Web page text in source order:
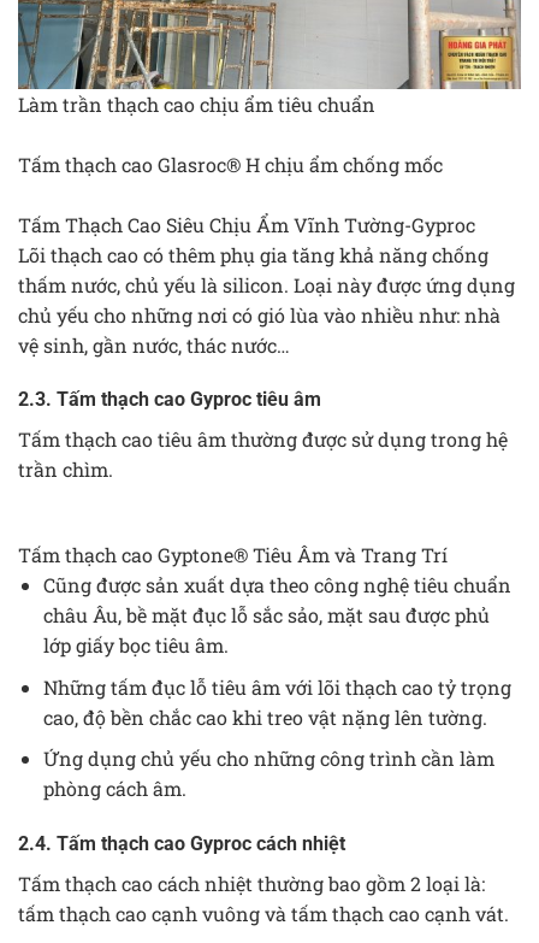
Làm trần thạch cao chịu ẩm tiêu chuẩn
Tấm thạch cao Glasroc® H chịu ẩm chống mốc
Tấm Thạch Cao Siêu Chịu Ẩm Vĩnh Tường-Gyproc
Lõi thạch cao có thêm phụ gia tăng khả năng chống
thấm nước, chủ yếu là silicon. Loại này được ứng dụng
chủ yếu cho những nơi có gió lùa vào nhiều như: nhà
vệ sinh, gần nước, thác nước…
2.3. Tấm thạch cao Gyproc tiêu âm
Tấm thạch cao tiêu âm thường được sử dụng trong hệ
trần chìm.
Tấm thạch cao Gyptone® Tiêu Âm và Trang Trí
Cũng được sản xuất dựa theo công nghệ tiêu chuẩn
châu Âu, bề mặt đục lỗ sắc sảo, mặt sau được phủ
lớp giấy bọc tiêu âm.
Những tấm đục lỗ tiêu âm với lõi thạch cao tỷ trọng
cao, độ bền chắc cao khi treo vật nặng lên tường.
Ứng dụng chủ yếu cho những công trình cần làm
phòng cách âm.
2.4. Tấm thạch cao Gyproc cách nhiệt
Tấm thạch cao cách nhiệt thường bao gồm 2 loại là:
tấm thạch cao cạnh vuông và tấm thạch cao cạnh vát.